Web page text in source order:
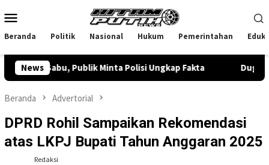
ke
Mobile
Beranda Politik Nasional Hukum Pemerintahan
News
Publik Minta Polisi Ungkap Fakta Dugaan Narkoba
Beranda Advertorial
DPRD Rohil Sampaikan Rekomendasi
atas LKPJ Bupati Tahun Anggaran 2025
Redaksi